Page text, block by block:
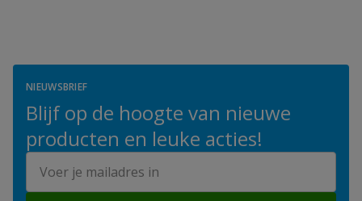
NIEUWSBRIEF
Blijf op de hoogte van nieuwe
producten en leuke acties!